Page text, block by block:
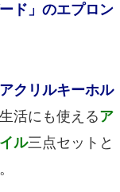
ド」のエプロン
クリルキーホル
活にも使えるア
ル三点セットと